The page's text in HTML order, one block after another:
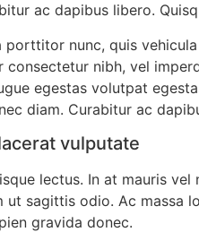
ac dapibus libero.
porttitor nunc, quis
consectetur nibh, vel
egestas volutpat
diam. Curabitur ac
vulputate
lectus. In at mauris
ut sagittis odio. Ac massa
gravida donec.